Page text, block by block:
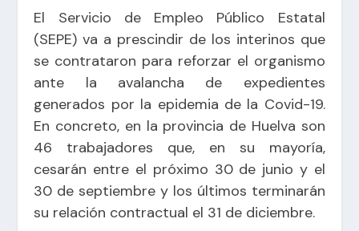
El Servicio de Empleo Público Estatal
(SEPE) va a prescindir de los interinos que
se contrataron para reforzar el organismo
ante la avalancha de expedientes
generados por la epidemia de la Covid-19.
En concreto, en la provincia de Huelva son
46 trabajadores que, en su mayoría,
cesarán entre el próximo 30 de junio y el
30 de septiembre y los últimos terminarán
su relación contractual el 31 de diciembre.